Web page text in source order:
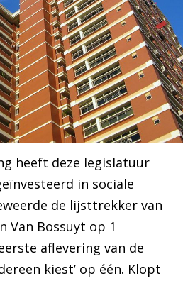
heeft deze legislatuur
in sociale
de lijsttrekker van
Van Bossuyt op 1
aflevering van de
kiest’ op één. Klopt